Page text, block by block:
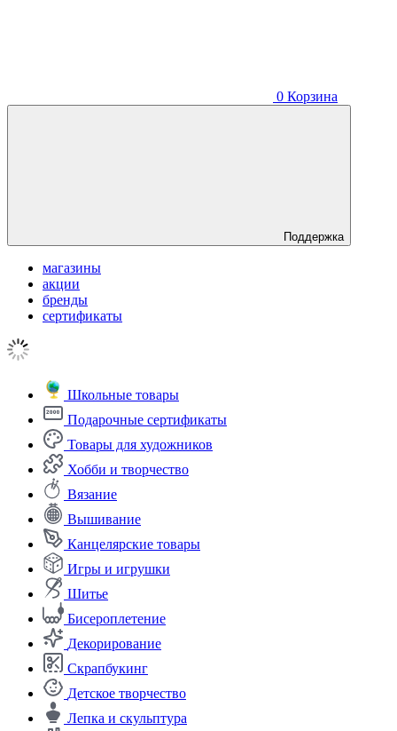
0 Корзина
Поддержка
магазины
акции
бренды
сертификаты
Школьные товары
Подарочные сертификаты
Товары для художников
Хобби и творчество
Вязание
Вышивание
Канцелярские товары
Игры и игрушки
Шитье
Бисероплетение
Декорирование
Скрапбукинг
Детское творчество
Лепка и скульптура